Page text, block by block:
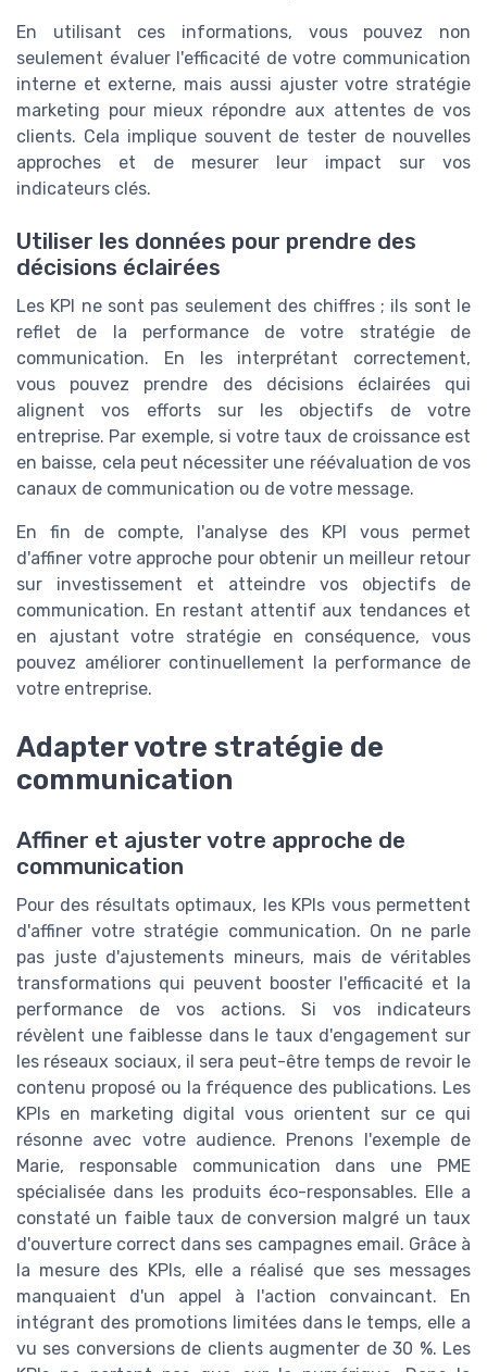
En utilisant ces informations, vous pouvez non
seulement évaluer l'efficacité de votre communication
interne et externe, mais aussi ajuster votre stratégie
marketing pour mieux répondre aux attentes de vos
clients. Cela implique souvent de tester de nouvelles
approches et de mesurer leur impact sur vos
indicateurs clés.
Utiliser les données pour prendre des
décisions éclairées
Les KPI ne sont pas seulement des chiffres ; ils sont le
reflet de la performance de votre stratégie de
communication. En les interprétant correctement,
vous pouvez prendre des décisions éclairées qui
alignent vos efforts sur les objectifs de votre
entreprise. Par exemple, si votre taux de croissance est
en baisse, cela peut nécessiter une réévaluation de vos
canaux de communication ou de votre message.
En fin de compte, l'analyse des KPI vous permet
d'affiner votre approche pour obtenir un meilleur retour
sur investissement et atteindre vos objectifs de
communication. En restant attentif aux tendances et
en ajustant votre stratégie en conséquence, vous
pouvez améliorer continuellement la performance de
votre entreprise.
Adapter votre stratégie de
communication
Affiner et ajuster votre approche de
communication
Pour des résultats optimaux, les KPIs vous permettent
d'affiner votre stratégie communication. On ne parle
pas juste d'ajustements mineurs, mais de véritables
transformations qui peuvent booster l'efficacité et la
performance de vos actions. Si vos indicateurs
révèlent une faiblesse dans le taux d'engagement sur
les réseaux sociaux, il sera peut-être temps de revoir le
contenu proposé ou la fréquence des publications. Les
KPIs en marketing digital vous orientent sur ce qui
résonne avec votre audience. Prenons l'exemple de
Marie, responsable communication dans une PME
spécialisée dans les produits éco-responsables. Elle a
constaté un faible taux de conversion malgré un taux
d'ouverture correct dans ses campagnes email. Grâce à
la mesure des KPIs, elle a réalisé que ses messages
manquaient d'un appel à l'action convaincant. En
intégrant des promotions limitées dans le temps, elle a
vu ses conversions de clients augmenter de 30 %. Les